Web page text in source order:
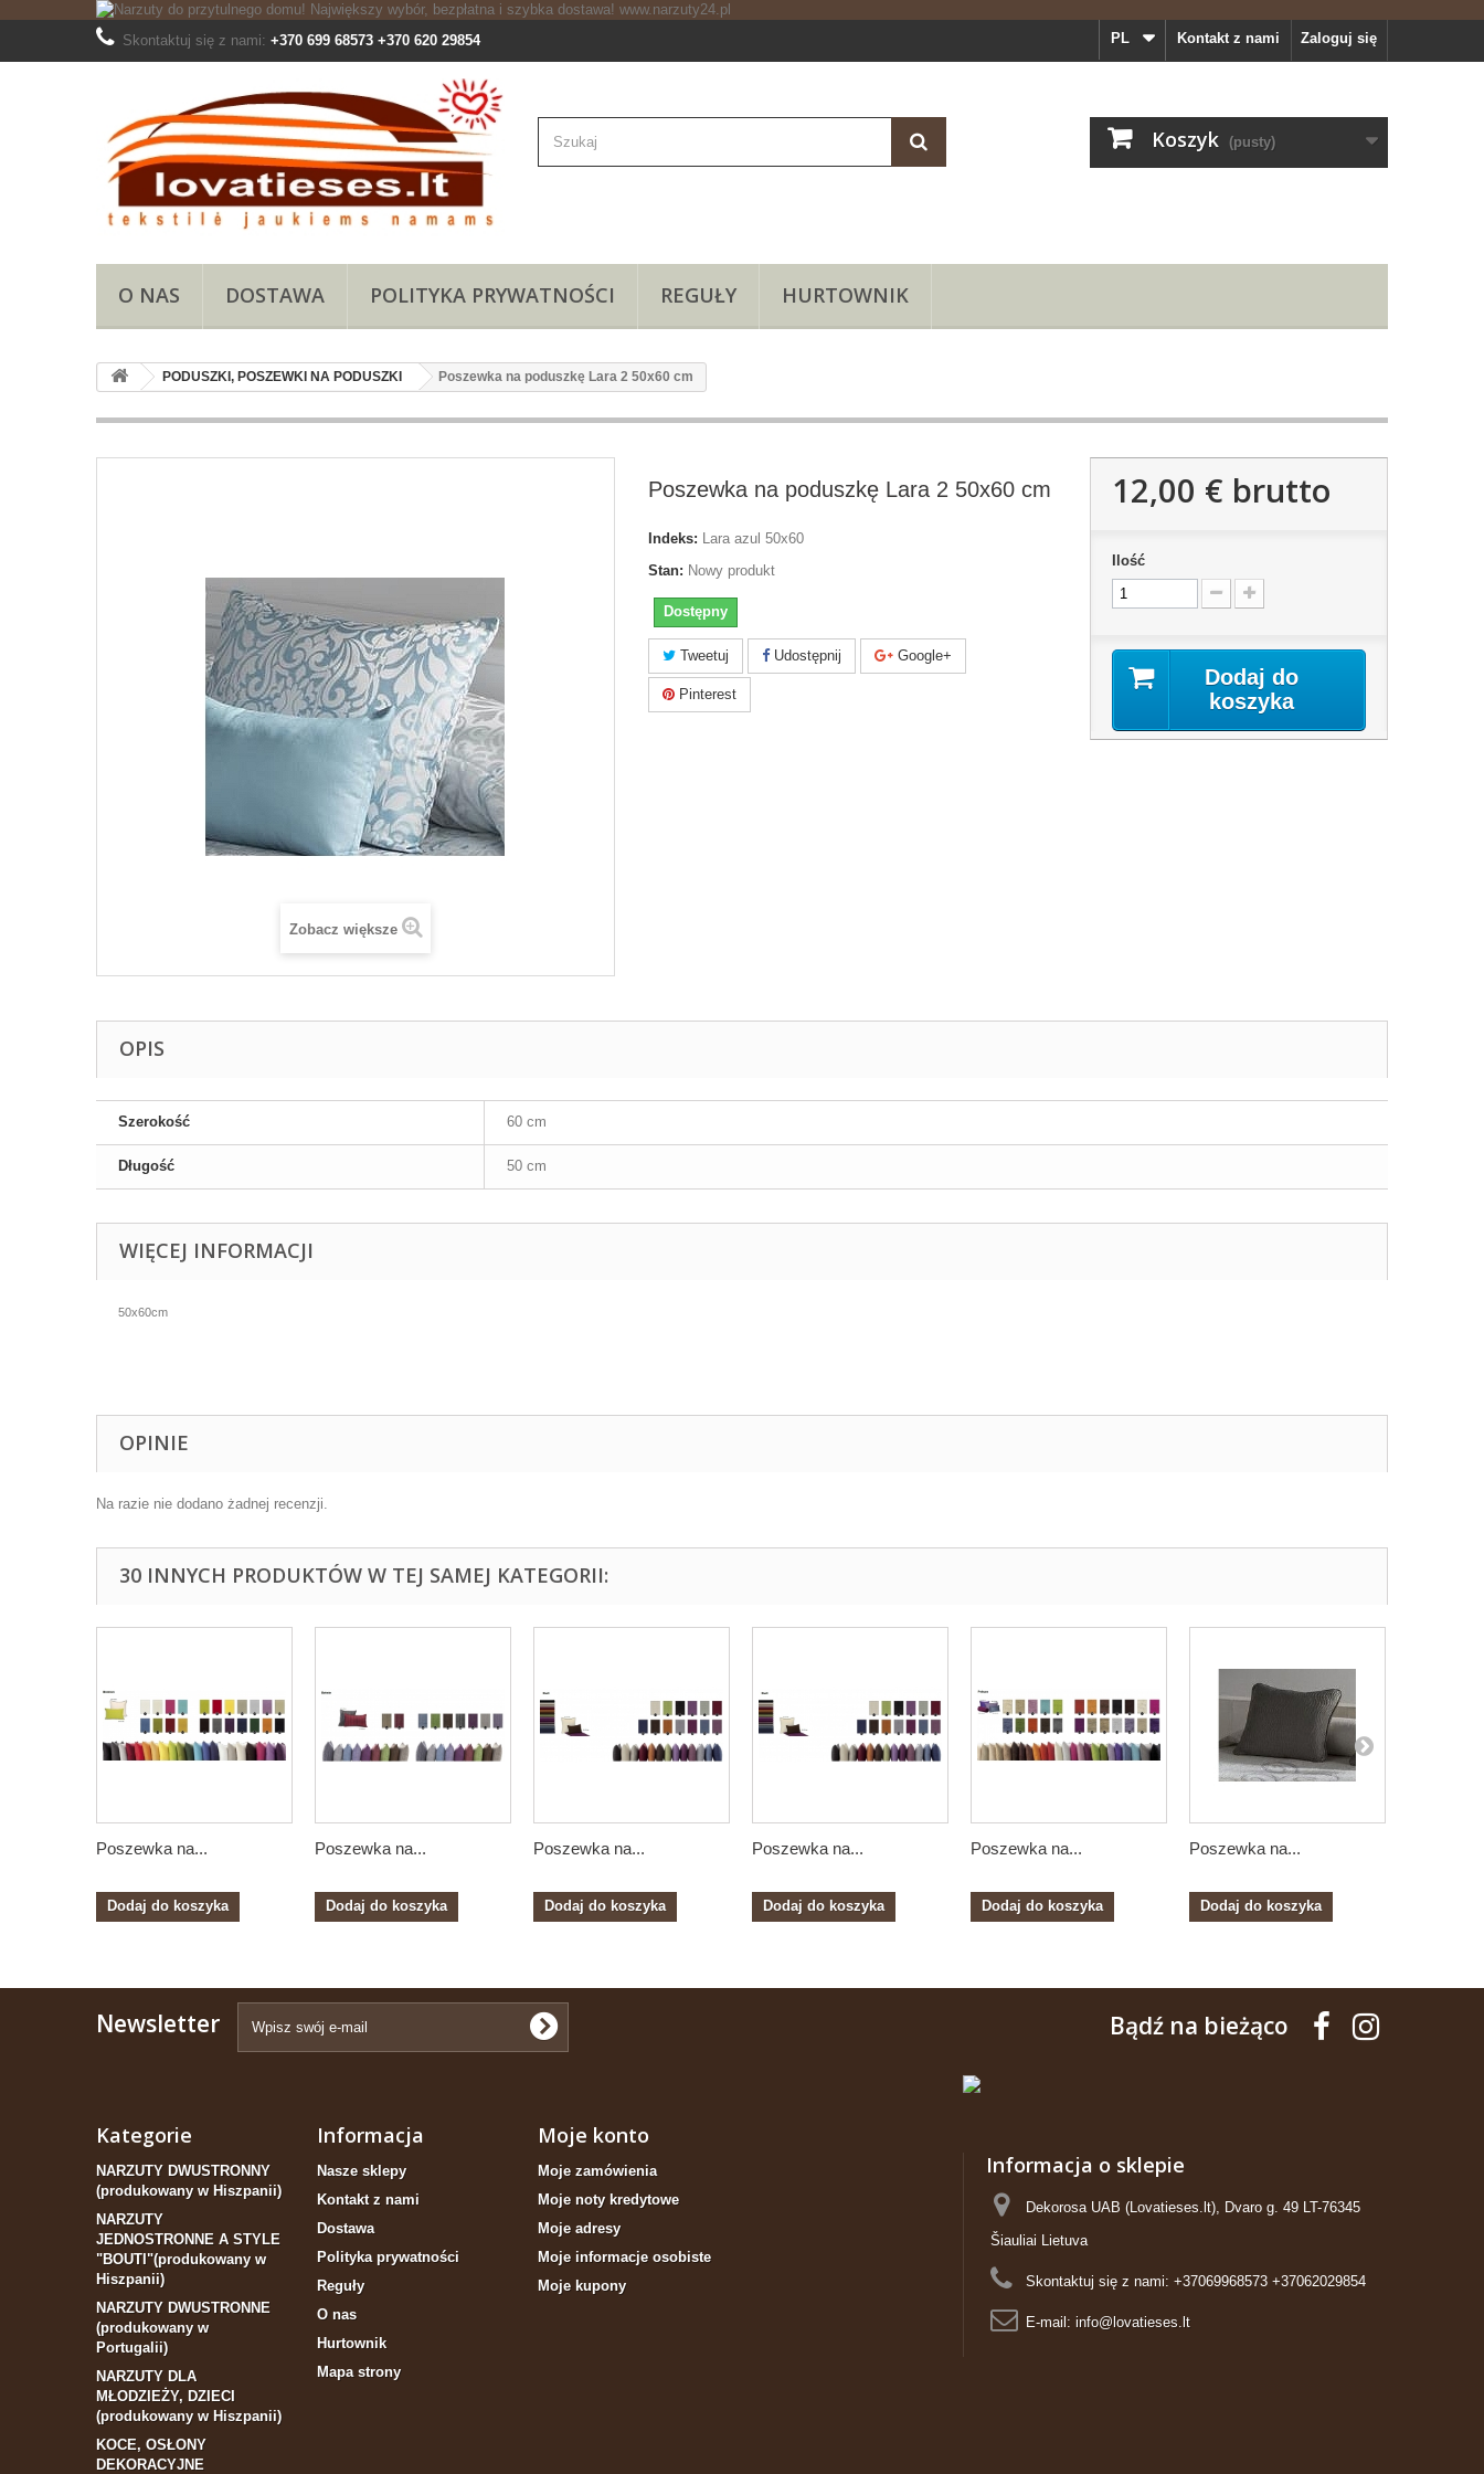
Zaloguj się
Kontakt z nami
Skontaktuj się z nami: +370 699 68573 +370 620 29854 PL
Koszyk (pusty)
O NAS DOSTAWA POLITYKA PRYWATNOŚCI REGUŁY HURTOWNIK
PODUSZKI, POSZEWKI NA PODUSZKI Poszewka na poduszkę Lara 2 50x60 cm
Zobacz większe
Poszewka na poduszkę Lara 2 50x60 cm
Indeks: Lara azul 50x60
Stan: Nowy produkt
Dostępny
Tweetuj Udostępnij Google+
Pinterest
12,00 € brutto
Ilość
Dodaj do
koszyka
OPIS
Szerokość 60 cm
Długość 50 cm
WIĘCEJ INFORMACJI
50x60cm
OPINIE
Na razie nie dodano żadnej recenzji.
30 INNYCH PRODUKTÓW W TEJ SAMEJ KATEGORII:
Poszewka na...
Dodaj do koszyka
Poszewka na...
Dodaj do koszyka
Poszewka na...
Dodaj do koszyka
Poszewka na...
Dodaj do koszyka
Poszewka na...
Dodaj do koszyka
Poszewka na...
Dodaj do koszyka
Newsletter Bądź na bieżąco
Kategorie
NARZUTY DWUSTRONNY
(produkowany w Hiszpanii)
NARZUTY
JEDNOSTRONNE A STYLE
"BOUTI"(produkowany w
Hiszpanii)
NARZUTY DWUSTRONNE
(produkowany w
Portugalii)
NARZUTY DLA
MŁODZIEŻY, DZIECI
(produkowany w Hiszpanii)
KOCE, OSŁONY
DEKORACYJNE
Informacja
Nasze sklepy
Kontakt z nami
Dostawa
Polityka prywatności
Reguły
O nas
Hurtownik
Mapa strony
Moje konto
Moje zamówienia
Moje noty kredytowe
Moje adresy
Moje informacje osobiste
Moje kupony
Informacja o sklepie
Dekorosa UAB (Lovatieses.lt), Dvaro g. 49 LT-76345
Šiauliai Lietuva
Skontaktuj się z nami: +37069968573 +37062029854
E-mail: info@lovatieses.lt